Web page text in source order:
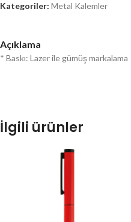
Kategoriler: Metal Kalemler
Açıklama
* Baskı: Lazer ile gümüş markalama
İlgili ürünler